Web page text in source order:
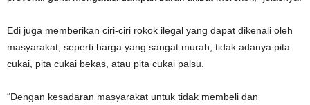
Edi juga memberikan ciri-ciri rokok ilegal yang dapat dikenali oleh
masyarakat, seperti harga yang sangat murah, tidak adanya pita
cukai, pita cukai bekas, atau pita cukai palsu.
“Dengan kesadaran masyarakat untuk tidak membeli dan